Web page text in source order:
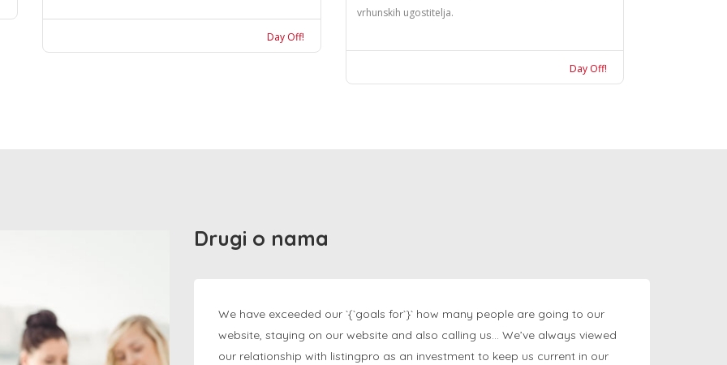
Day Off!
vrhunskih ugostitelja.
Day Off!
Drugi o nama
We have exceeded our `{`goals for`}` how many people are going to our
website, staying on our website and also calling us… We’ve always viewed
our relationship with listingpro as an investment to keep us current in our